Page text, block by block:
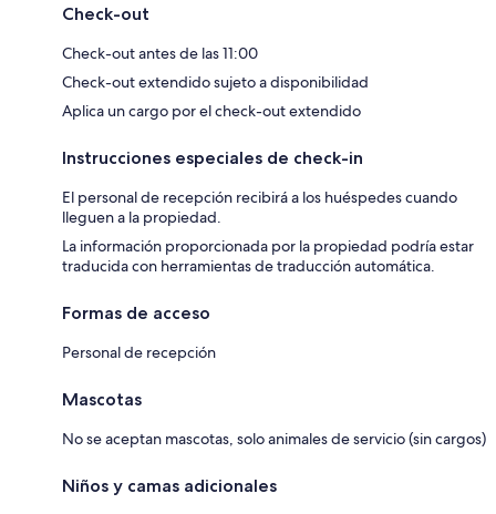
Check-out
Check-out antes de las 11:00
Check-out extendido sujeto a disponibilidad
Aplica un cargo por el check-out extendido
Instrucciones especiales de check-in
El personal de recepción recibirá a los huéspedes cuando
lleguen a la propiedad.
La información proporcionada por la propiedad podría estar
traducida con herramientas de traducción automática.
Formas de acceso
Personal de recepción
Mascotas
No se aceptan mascotas, solo animales de servicio (sin cargos)
Niños y camas adicionales